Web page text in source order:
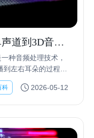
道到3D音效
种音频处理技术，
左右耳朵的过程，
当用户戴上耳机播
...
科 2026-05-12